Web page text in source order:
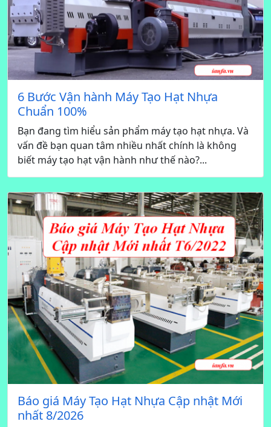
6 Bước Vận hành Máy Tạo Hạt Nhựa
Chuẩn 100%
Bạn đang tìm hiểu sản phẩm máy tạo hạt nhựa. Và
vấn đề bạn quan tâm nhiều nhất chính là không
biết máy tạo hạt vận hành như thế nào?...
Báo giá Máy Tạo Hạt Nhựa Cập nhật Mới
nhất 8/2026